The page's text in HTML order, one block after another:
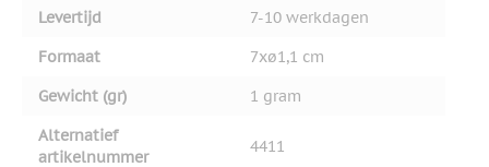
Levertijd
7-10 werkdagen
Formaat
7xø1,1 cm
Gewicht (gr)
1 gram
Alternatief
artikelnummer
4411